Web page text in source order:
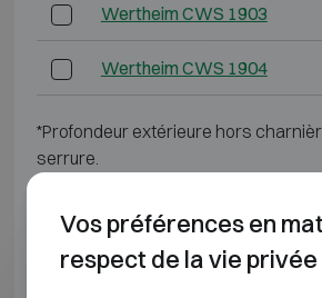
Wertheim CWS 1903
Wertheim CWS 1904
*Profondeur extérieure hors
serrure.
CLASSE DE RÉSISTANCE À
Modèle
Vos préférences en
respect de la vie privée